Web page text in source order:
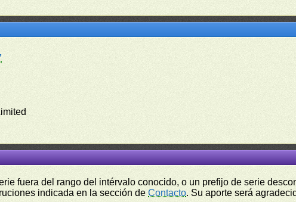
fuera del rango del intérvalo conocido, o un prefijo de serie
indicada en la sección deContacto. Su aporte será